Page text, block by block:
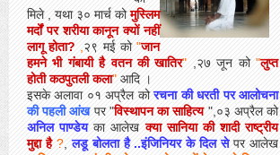
मिले , यथा ३० मार्च कोमुस्लिम
मर्दों पर शरीया कानून क्यों नहीं
लागू होता?
२९ मई को"जान
हमने भी गंबायी है वतन की खातिर" ,२७ जून को"लुप्त
होती कठपुतली कला" आदि ।
इसके अलावा ०१ अप्रैल कोरचना की धरती पर आलोचना
की पहली आंखपर "विस्थापन का साहित्य",०३ अप्रैल को
अनिल पाण्डेयका आलेखक्या सानिया की शादी राष्ट्रीय
मुद्दा है?,लडू बोलता है ..इंजिनियर के दिल सेपर आलेख